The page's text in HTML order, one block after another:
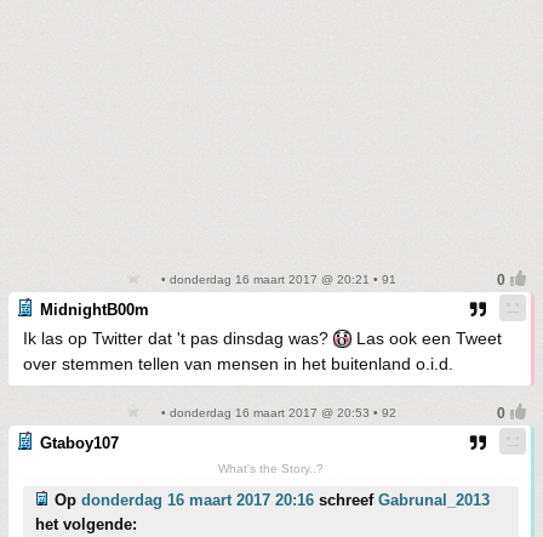
• donderdag 16 maart 2017 @ 20:21 • 91
MidnightB00m
Ik las op Twitter dat 't pas dinsdag was?
Las ook een Tweet
over stemmen tellen van mensen in het buitenland o.i.d.
• donderdag 16 maart 2017 @ 20:53 • 92
Gtaboy107
What's the Story..?
Op donderdag 16 maart 2017 20:16 schreef Gabrunal_2013
het volgende: